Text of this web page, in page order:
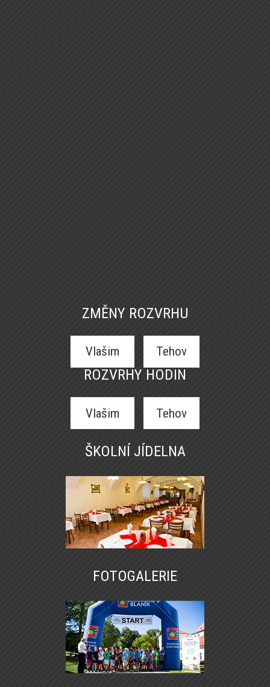
ZMĚNY ROZVRHU
Vlašim Tehov
ROZVRHY HODIN
Vlašim Tehov
ŠKOLNÍ JÍDELNA
FOTOGALERIE